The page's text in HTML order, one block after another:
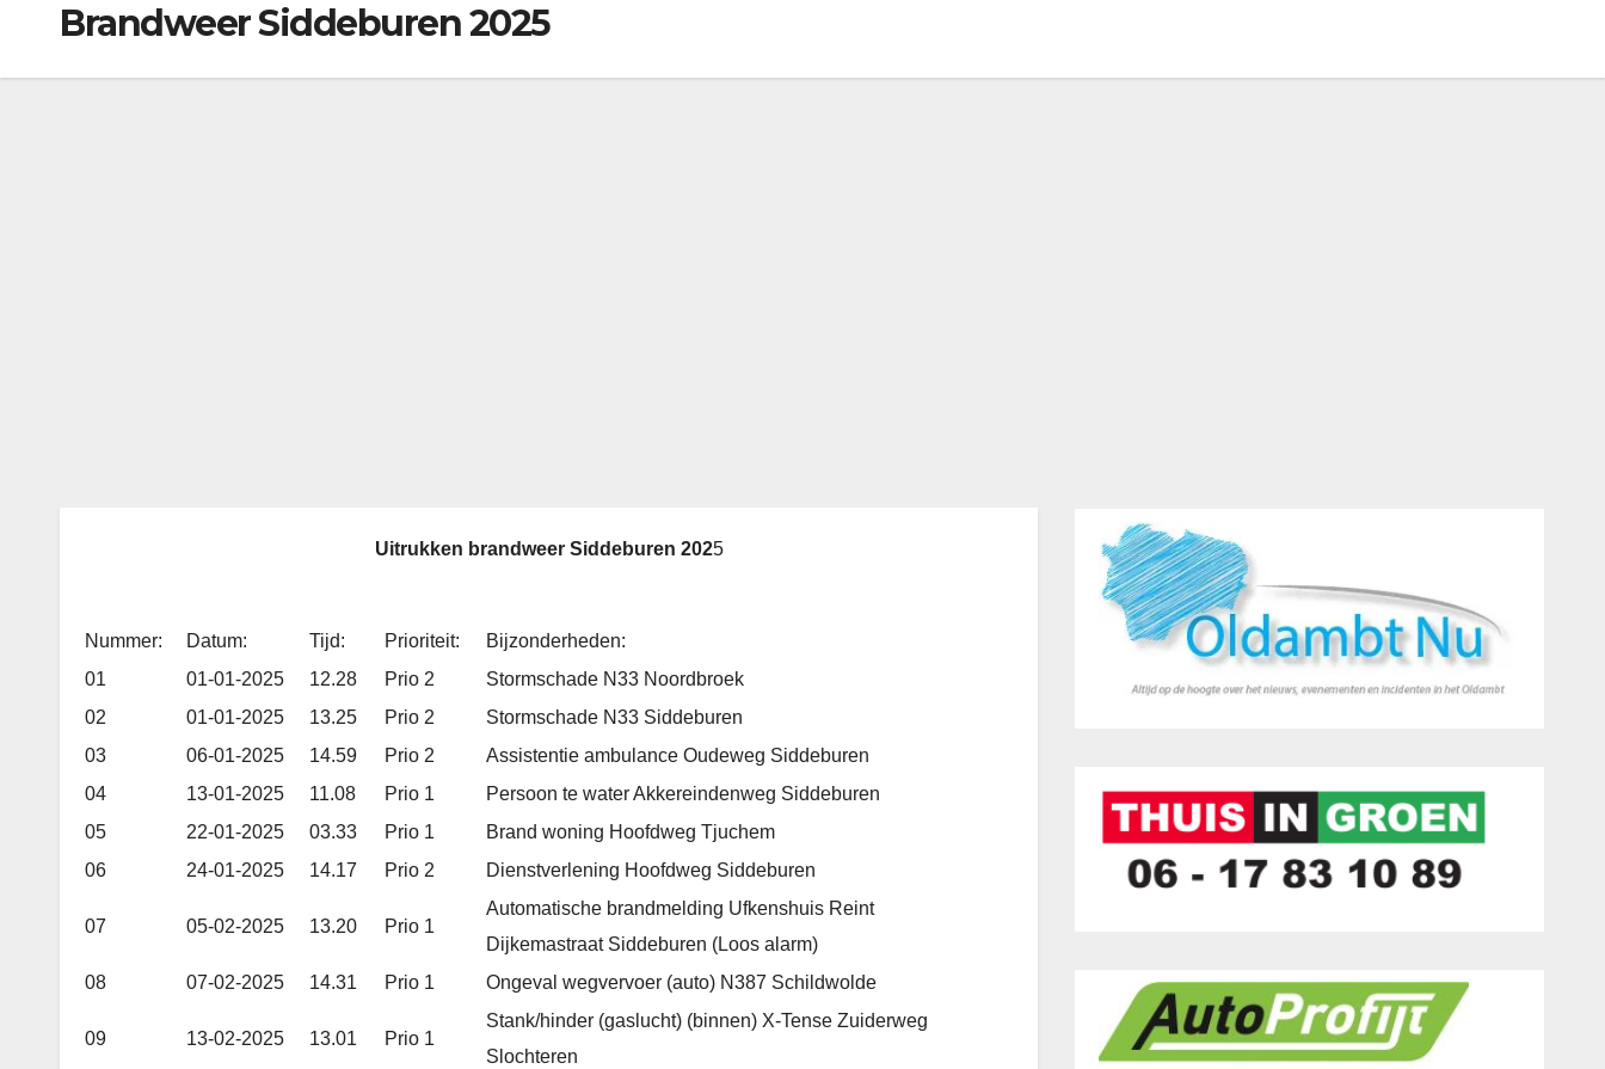
Brandweer Siddeburen 2025
Uitrukken brandweer Siddeburen 2025
Nummer: Datum: Tijd: Prioriteit:
Bijzonderheden:
01
01-01-2025 12.28 Prio 2
Stormschade N33 Noordbroek
02
01-01-2025 13.25 Prio 2
Stormschade N33 Siddeburen
03
06-01-2025 14.59 Prio 2
Assistentie ambulance Oudeweg Siddeburen
04
13-01-2025 11.08 Prio 1
Persoon te water Akkereindenweg Siddeburen
05
22-01-2025 03.33 Prio 1
Brand woning Hoofdweg Tjuchem
06
24-01-2025 14.17 Prio 2 Dienstverlening Hoofdweg Siddeburen
07 05-02-2025 13.20 Prio 1
Automatische brandmelding Ufkenshuis Reint
Dijkemastraat Siddeburen (Loos alarm)
08
07-02-2025 14.31 Prio 1 Ongeval wegvervoer (auto) N387 Schildwolde
09 13-02-2025 13.01 Prio 1
Stank/hinder (gaslucht) (binnen) X-Tense Zuiderweg
Slochteren